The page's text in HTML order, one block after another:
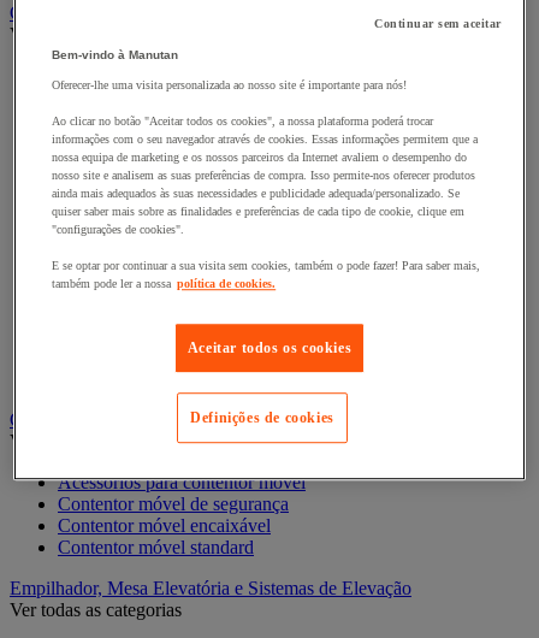
Carro e reboque de movimentação industriais
Ver todas as categorias
Base rolante e chassis móvel
Carro contentor
Carro de inox e alumínio
Carro de nível constante
Carro de plataformas
Carro dobrável
Carro eléctrico
Carro para caixas
Carro para carga comprida e volumosa
Reboque industrial
Serviço e Manipulação
Contentor móvel gradeado
Ver todas as categorias
Acessórios para contentor móvel
Contentor móvel de segurança
Contentor móvel encaixável
Contentor móvel standard
Empilhador, Mesa Elevatória e Sistemas de Elevação
Ver todas as categorias
Continuar sem aceitar
Bem-vindo à Manutan
Oferecer-lhe uma visita personalizada ao nosso site é importante para nós!
Ao clicar no botão "Aceitar todos os cookies", a nossa plataforma poderá trocar
informações com o seu navegador através de cookies. Essas informações permitem que a
nossa equipa de marketing e os nossos parceiros da Internet avaliem o desempenho do
nosso site e analisem as suas preferências de compra. Isso permite-nos oferecer produtos
ainda mais adequados às suas necessidades e publicidade adequada/personalizado. Se
quiser saber mais sobre as finalidades e preferências de cada tipo de cookie, clique em
"configurações de cookies".
E se optar por continuar a sua visita sem cookies, também o pode fazer! Para saber mais,
também pode ler a nossa política de cookies.
Aceitar todos os cookies
Definições de cookies